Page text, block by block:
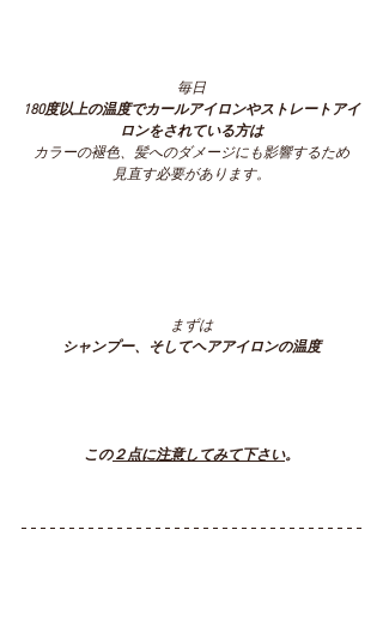
毎日
180度以上の温度でカールアイロンやストレートアイ
ロンをされている方は
カラーの褪色、髪へのダメージにも影響するため
見直す必要があります。
まずは
シャンプー、そしてヘアアイロンの温度
この２点に注意してみて下さい。